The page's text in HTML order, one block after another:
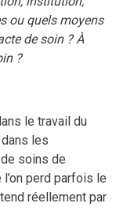
ou quels moyens
de soin ? À
?
le travail du
les
soins de
perd parfois le
réellement par